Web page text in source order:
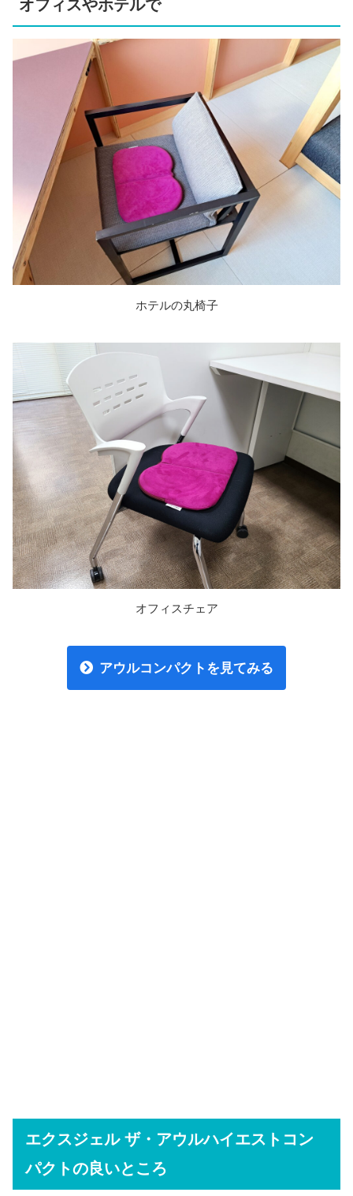
オフィスやホテルで
ホテルの丸椅子
オフィスチェア
アウルコンパクトを見てみる
エクスジェル ザ・アウルハイエストコン
パクトの良いところ